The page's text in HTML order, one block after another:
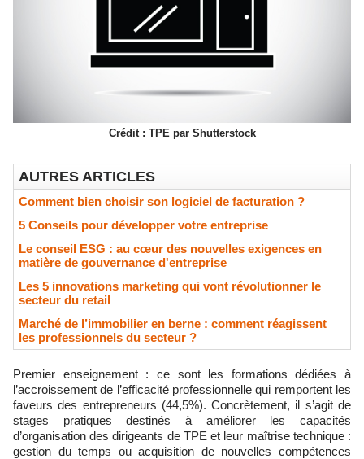
Crédit : TPE par Shutterstock
AUTRES ARTICLES
Comment bien choisir son logiciel de facturation ?
5 Conseils pour développer votre entreprise
Le conseil ESG : au cœur des nouvelles exigences en
matière de gouvernance d'entreprise
Les 5 innovations marketing qui vont révolutionner le
secteur du retail
Marché de l’immobilier en berne : comment réagissent
les professionnels du secteur ?
Premier enseignement : ce sont les formations dédiées à
l’accroissement de l’efficacité professionnelle qui remportent les
faveurs des entrepreneurs (44,5%). Concrètement, il s’agit de
stages pratiques destinés à améliorer les capacités
d’organisation des dirigeants de TPE et leur maîtrise technique :
gestion du temps ou acquisition de nouvelles compétences